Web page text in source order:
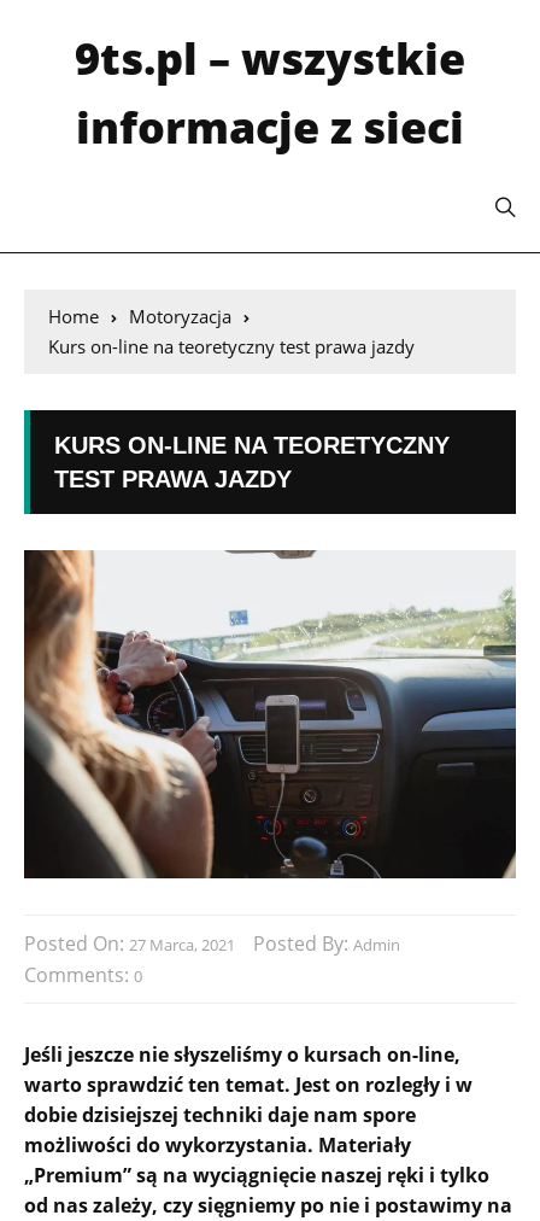
9ts.pl – wszystkie
informacje z sieci
Home
Motoryzacja
Kurs on-line na teoretyczny test prawa jazdy
KURS ON-LINE NA TEORETYCZNY
TEST PRAWA JAZDY
Posted On: 27 Marca, 2021 Posted By: Admin
Comments: 0
Jeśli jeszcze nie słyszeliśmy o kursach on-line,
warto sprawdzić ten temat. Jest on rozległy i w
dobie dzisiejszej techniki daje nam spore
możliwości do wykorzystania. Materiały
„Premium” są na wyciągnięcie naszej ręki i tylko
od nas zależy, czy sięgniemy po nie i postawimy na